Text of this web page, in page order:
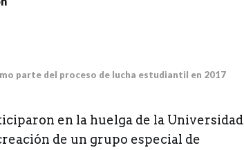
parte del proceso de lucha estudiantil en 2017
en la huelga de la Universidad
de un grupo especial de